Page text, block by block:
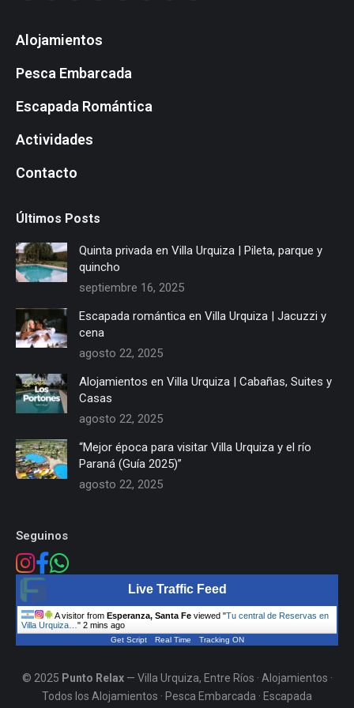
opens
new
window
opens
new
window
opens
new
window
opens
new
window
new
windowwindow
Alojamientos
Pesca Embarcada
Escapada Romántica
Actividades
Contacto
Últimos Posts
Quinta privada en Villa Urquiza | Pileta, parque y
quincho
septiembre 16, 2025
Escapada romántica en Villa Urquiza | Jacuzzi y
cena
agosto 22, 2025
Alojamientos en Villa Urquiza | Cabañas, Suites y
Casas
agosto 22, 2025
“Mejor época para visitar Villa Urquiza y el río
Paraná (Guía 2025)”
agosto 22, 2025
Seguinos
Live Traffic Feed
A visitor from Esperanza, Santa Fe viewed "Tu central de Reservas en
Villa Urquiza…" 2 mins ago
Get Script Real Time Tracking ON
© 2025 Punto Relax— Villa Urquiza, Entre Ríos · Alojamientos ·
Todos los Alojamientos · Pesca Embarcada · Escapada